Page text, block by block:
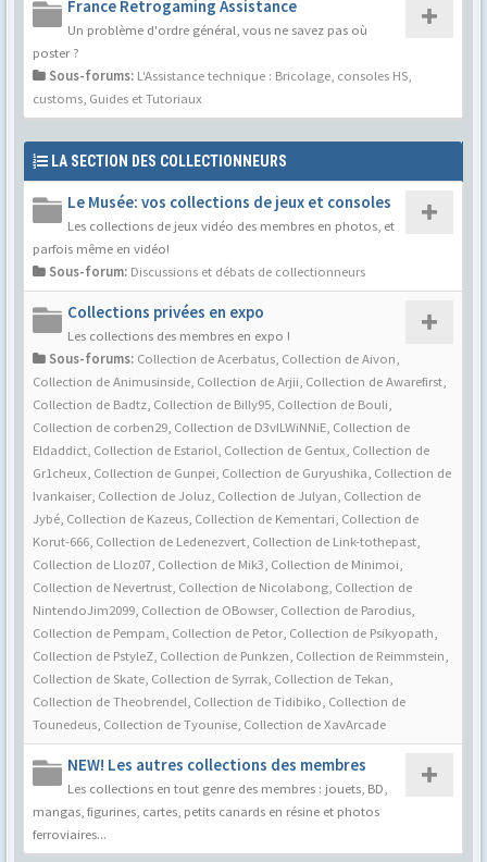
France Retrogaming Assistance
Un problème d'ordre général, vous ne savez pas où
poster ?
Sous-forums: L'Assistance technique : Bricolage, consoles HS,
customs Guides et Tutoriaux
LA SECTION DES COLLECTIONNEURS
Le Musée: vos collections de jeux et consoles
Les collections de jeux vidéo des membres en photos, et
parfois même en vidéo!
Sous-forum: Discussions et débats de collectionneurs
Collections privées en expo
Les collections des membres en expo !
Sous-forums: Collection de Acerbatus Collection de Aivon
Collection de Animusinside Collection de Arjii Collection de Awarefirst
Collection de Badtz Collection de Billy95 Collection de Bouli
Collection de corben29 Collection de D3vILWiNNiE Collection de
Eldaddict Collection de Estariol Collection de Gentux Collection de
Gr1cheux Collection de Gunpei Collection de Guryushika Collection de
Ivankaiser Collection de Joluz Collection de Julyan Collection de
Jybé Collection de Kazeus Collection de Kementari Collection de
Korut-666 Collection de Ledenezvert Collection de Link-tothepast
Collection de Lloz07 Collection de Mik3 Collection de Minimoi
Collection de Nevertrust Collection de Nicolabong Collection de
NintendoJim2099 Collection de OBowser Collection de Parodius
Collection de Pempam Collection de Petor Collection de Psikyopath
Collection de PstyleZ Collection de Punkzen Collection de Reimmstein
Collection de Skate Collection de Syrrak Collection de Tekan
Collection de Theobrendel Collection de Tidibiko Collection de
Tounedeus Collection de Tyounise Collection de XavArcade
NEW! Les autres collections des membres
Les collections en tout genre des membres : jouets, BD,
mangas, figurines, cartes, petits canards en résine et photos
ferroviaires...